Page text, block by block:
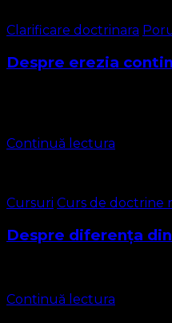
Clarificare doctrinara
Despre erezia
Continuă lectura
Cursuri Curs de doctrine
Despre diferența
Continuă lectura